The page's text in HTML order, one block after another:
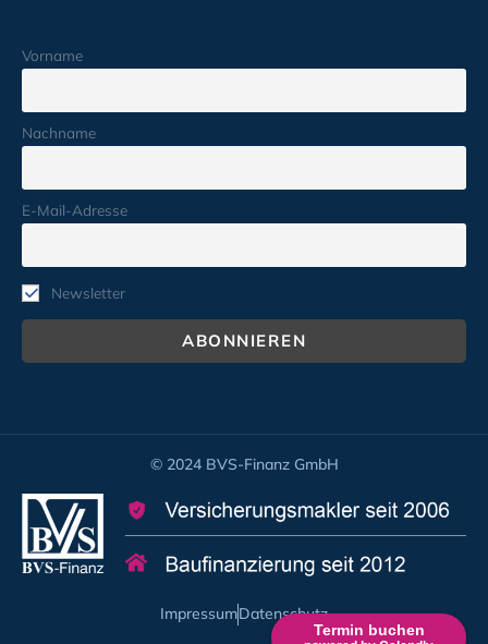
Termin buchen
Vorname
Nachname
E-Mail-Adresse
Newsletter
© 2024 BVS-Finanz GmbH
ImpressumDatenschutz